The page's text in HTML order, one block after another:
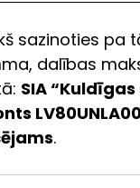
sazinoties pa
dalības
SIA “Kuldīgas
.